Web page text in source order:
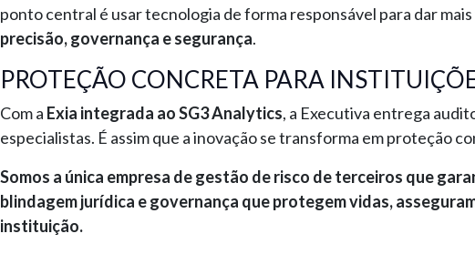
ponto central é usar tecnologia de forma responsável para dar
precisão, governança e segurança.
PROTEÇÃO CONCRETA PARA
Com a Exia integrada ao SG3 Analytics, a Executiva entrega
especialistas. É assim que a inovação se transforma em proteção
Somos a única empresa de gestão de risco de terceiros que
blindagem jurídica e governança que protegem vidas,
instituição.